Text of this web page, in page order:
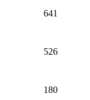
641
526
180